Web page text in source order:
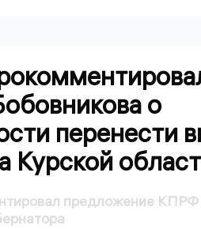
о
перенести
Курской
предложение КПРФ